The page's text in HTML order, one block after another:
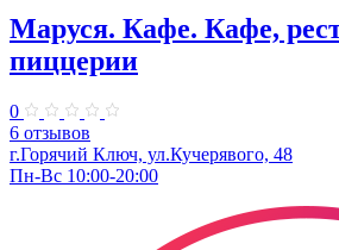
Маруся. Кафе. Кафе,
пиццерии
0
6 отзывов
г.Горячий Ключ, ул.Кучерявого, 48
Пн-Вс 10:00-20:00